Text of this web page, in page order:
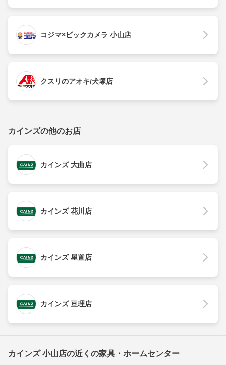
コジマ×ビックカメラ 小山店
クスリのアオキ/犬塚店
カインズの他のお店
カインズ 大曲店
カインズ 花川店
カインズ 星置店
カインズ 亘理店
カインズ 小山店の近くの家具・ホームセンター